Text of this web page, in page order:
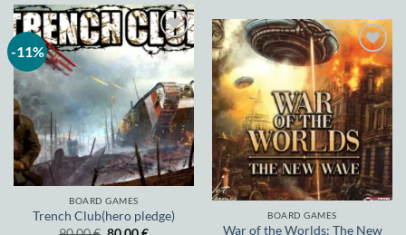
-11%
Add to
wishlist
BOARD GAMES
Trench Club(hero pledge)
Add to
wishlist
BOARD GAMES
War of the Worlds: The New